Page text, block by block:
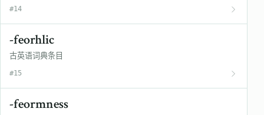
#14
-feorhlic
古英语词典条目
#15
-feormness